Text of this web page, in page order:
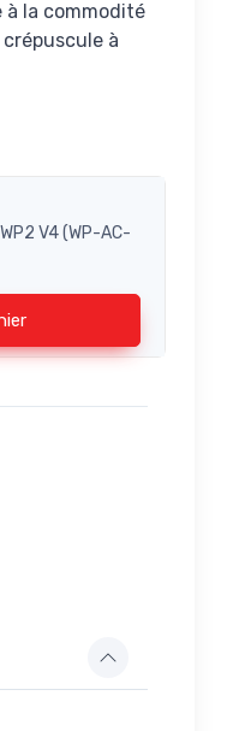
la commodité
à
V4 (WP-AC-